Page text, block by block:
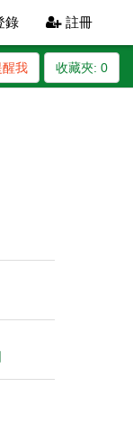
錄 註冊
收藏夾: 0
醒我